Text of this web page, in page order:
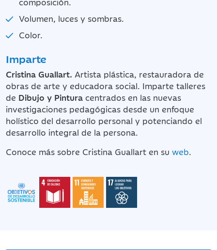
Volumen, luces y sombras.
Color.
Imparte
Cristina Guallart. Artista plástica, restauradora de
obras de arte y educadora social. Imparte talleres
de Dibujo y Pintura centrados en las nuevas
investigaciones pedagógicas desde un enfoque
holístico del desarrollo personal y potenciando el
desarrollo integral de la persona.
Conoce más sobre Cristina Guallart en su web.